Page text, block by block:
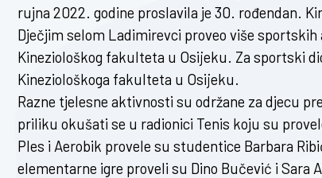
rujna 2022. godine proslavila je 30. rođendan.
Dječjim selom Ladimirevci proveo više
Kineziološkog fakulteta u Osijeku. Za sportski
Kineziološkoga fakulteta u Osijeku.
Razne tjelesne aktivnosti su održane za djecu
priliku okušati se u radionici Tenis koju su
Ples i Aerobik provele su studentice Barbara
elementarne igre proveli su Dino Bučević i